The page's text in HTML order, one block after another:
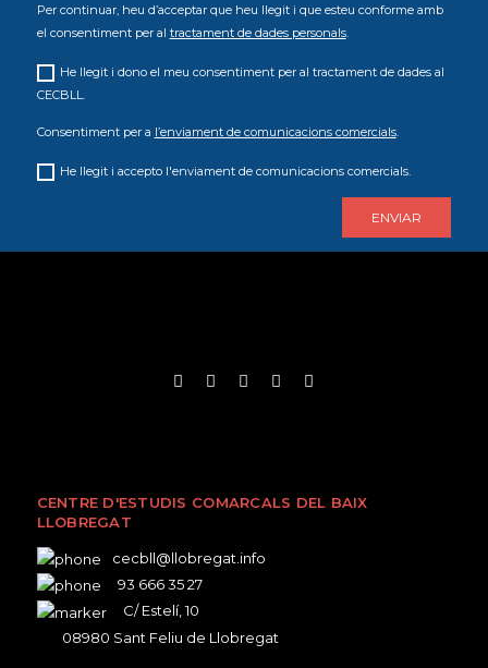
Per continuar, heu d’acceptar que heu llegit i que esteu conforme amb
el consentiment per al tractament de dades personals.
He llegit i dono el meu consentiment per al tractament de dades al
CECBLL.
Consentiment per a l’enviament de comunicacions comercials.
He llegit i accepto l'enviament de comunicacions comercials.
CENTRE D'ESTUDIS COMARCALS DEL BAIX
LLOBREGAT
cecbll@llobregat.info
93 666 35 27
C/ Estelí, 10
08980 Sant Feliu de Llobregat